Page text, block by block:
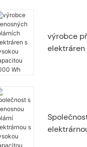
výrobce
elektráren